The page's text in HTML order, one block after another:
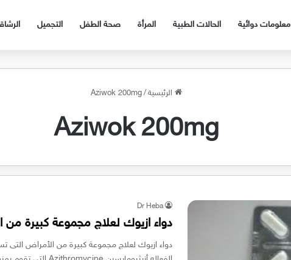
معلومات دوائية الحالات الطبية المرأة صحة الطفل التجميل
الرئيسية/
Aziwok 200mg
Aziwok 200mg
Dr Heba
دواء ازيوك لعلاج مجموعة كبيرة من
دواء ازيوك لعلاج مجموعة كبيرة من الأمراض التى